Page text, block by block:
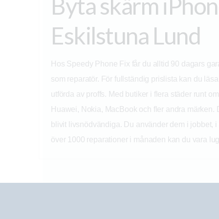
Eskilstuna Lund
Hos Speedy Phone Fix får du alltid 90 dagars
som reparatör. För fullständig prislista kan du
utförda av proffs. Med butiker i flera städer runt
Huawei, Nokia, MacBook och fler andra
blivit livsnödvändiga. Du använder dem i jobbet,
över 1000 reparationer i månaden kan du vara